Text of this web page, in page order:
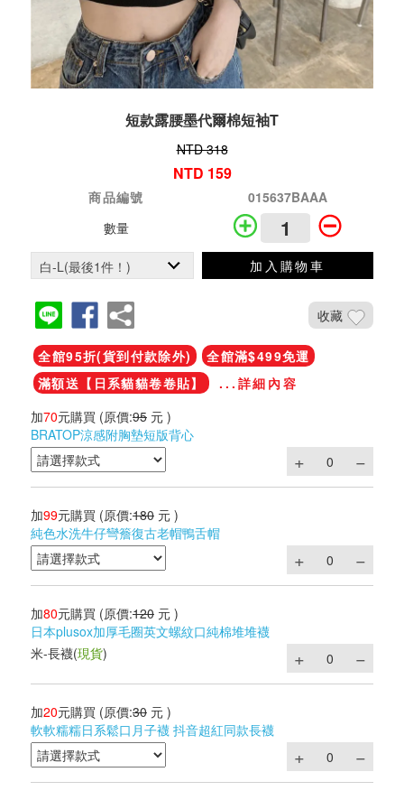
短款露腰墨代爾棉短袖T
NTD 318
NTD 159
商品編號
015637BAAA
數量
加入購物車
收藏
全館95折(貨到付款除外)
全館滿$499免運
滿額送【日系貓貓卷卷貼】
...詳細內容
加70元購買 (原價:95 元 )
BRATOP涼感附胸墊短版背心
加99元購買 (原價:180 元 )
純色水洗牛仔彎簷復古老帽鴨舌帽
加80元購買 (原價:120 元 )
日本plusox加厚毛圈英文螺紋口純棉堆堆襪
米-長襪(現貨)
加20元購買 (原價:30 元 )
軟軟糯糯日系鬆口月子襪 抖音超紅同款長襪